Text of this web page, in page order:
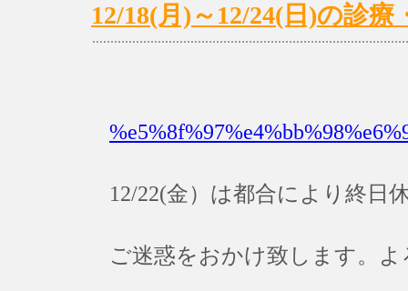
12/18(月)～12/24(日)の診
12/22(金）は都合により終日
ご迷惑をおかけ致します。